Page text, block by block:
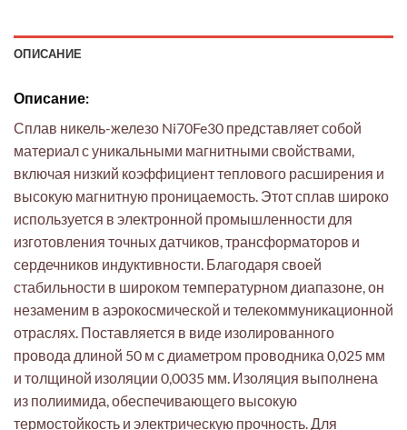
ОПИСАНИЕ
Описание:
Сплав никель-железо Ni70Fe30 представляет собой
материал с уникальными магнитными свойствами,
включая низкий коэффициент теплового расширения и
высокую магнитную проницаемость. Этот сплав широко
используется в электронной промышленности для
изготовления точных датчиков, трансформаторов и
сердечников индуктивности. Благодаря своей
стабильности в широком температурном диапазоне, он
незаменим в аэрокосмической и телекоммуникационной
отраслях. Поставляется в виде изолированного
провода длиной 50 м с диаметром проводника 0,025 мм
и толщиной изоляции 0,0035 мм. Изоляция выполнена
из полиимида, обеспечивающего высокую
термостойкость и электрическую прочность. Для